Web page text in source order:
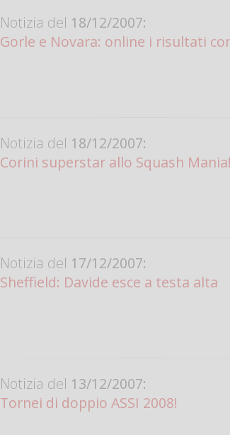
Notizia del 18/12/2007:
Gorle e Novara: online i risultati
Notizia del 18/12/2007:
Corini superstar allo Squash Mania!
Notizia del 17/12/2007:
Sheffield: Davide esce a testa alta
Notizia del 13/12/2007:
Tornei di doppio ASSI 2008!